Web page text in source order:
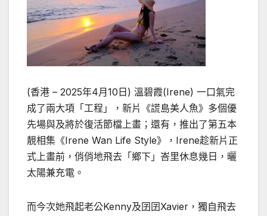
(香港 – 2025年4月 10 日 ) 溫碧霞(Irene) 一口氣完
成了兩大項「工程」，新片《謊島美人魚》多個優
先場與及將於復活節檔上畫；還有，推出了第五本
靚相集《Irene Wan Life Style》， Irene趁新片正
式上畫前，俏俏地飛去「鄉下」峇里休息幾日，曬
太陽兼充電。
而今次她飛起老公Kenny及囝囝Xavier ，獨自飛去